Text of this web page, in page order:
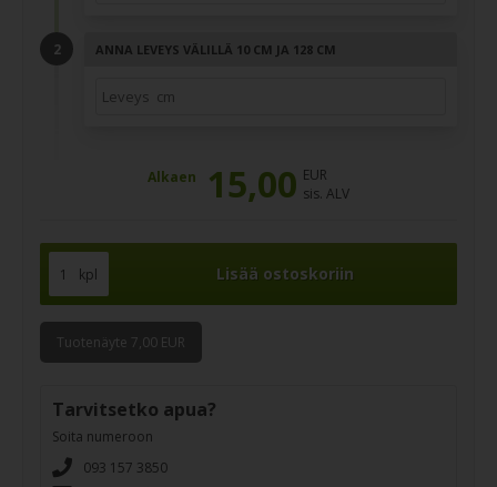
ANNA LEVEYS VÄLILLÄ 10 CM JA 128 CM
Alkaen 15,00 EUR
sis. ALV
kpl
Tuotenäyte 7,00 EUR
Tarvitsetko apua?
Soita numeroon
093 157 3850